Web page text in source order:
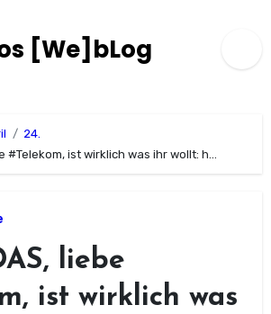
[We]bLog
24.
#Telekom, ist wirklich was ihr wollt: h…
liebe
ist wirklich was